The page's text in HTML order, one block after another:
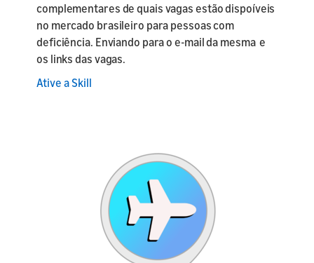
complementares de quais vagas estão dispoíveis
no mercado brasileiro para pessoas com
deficiência. Enviando para o e-mail da mesma e
os links das vagas.
Ative a Skill